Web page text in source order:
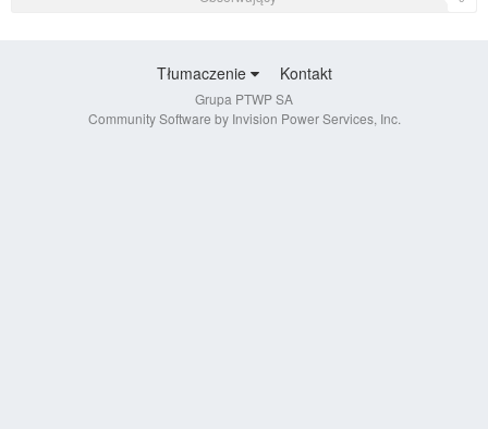
Tłumaczenie Kontakt
Grupa PTWP SA
Community Software by Invision Power Services, Inc.